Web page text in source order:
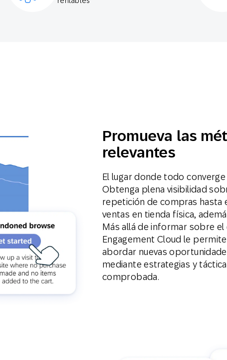
Promueva las
relevantes
El lugar donde todo
Obtenga plena visibilidad
repetición de compras hasta
ventas en tienda física,
Más allá de informar sobre el
Engagement Cloud le
abordar nuevas
mediante estrategias y
comprobada.